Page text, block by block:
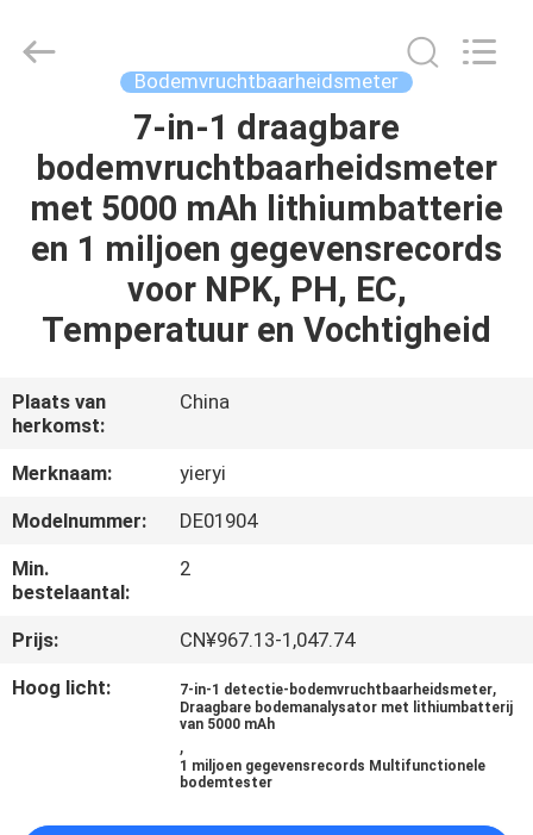
PRODUCTEN
ONS
FABRIEKSREIS
KWALITEITSCONTROLE
ONS
NIEUWS
YIERYI
Technology
Bodemvruchtbaarheidsmeter
7-in-1 draagbare
bodemvruchtbaarheidsmeter
met 5000 mAh lithiumbatterie
en 1 miljoen gegevensrecords
voor NPK, PH, EC,
Temperatuur en Vochtigheid
Plaats van
herkomst:
China
Merknaam:
yieryi
Modelnummer:
DE01904
Min.
bestelaantal:
2
Prijs:
CN¥967.13-1,047.74
Hoog licht:
7-in-1 detectie-bodemvruchtbaarheidsmeter,
Draagbare bodemanalysator met lithiumbatterij
van 5000 mAh
,
1 miljoen gegevensrecords Multifunctionele
bodemtester